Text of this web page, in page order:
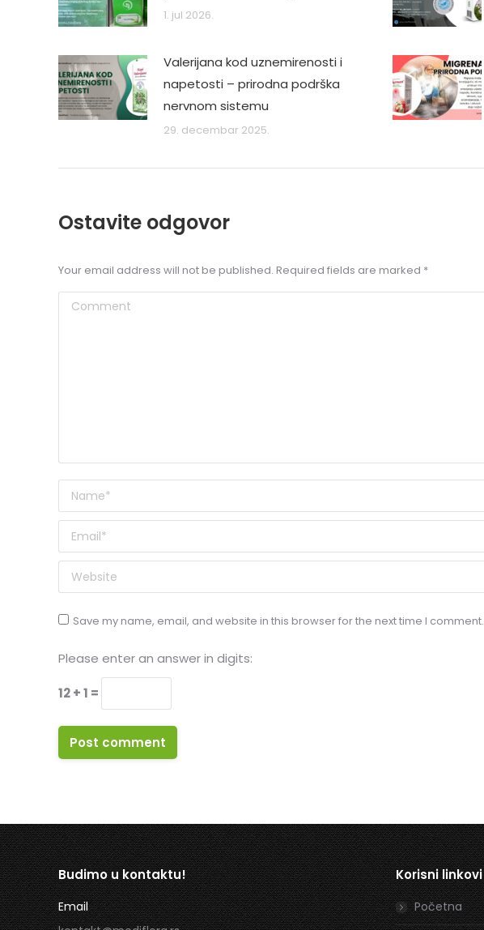
1. jul 2026.
Valerijana kod uznemirenosti i
napetosti – prirodna podrška
nervnom sistemu
29. decembar 2025.
Ostavite odgovor
Your email address will not be published. Required fields are marked *
Comment
Name *
Email *
Website
Save my name, email, and website in this browser for the next time I comment.
Please enter an answer in digits:
12 + 1 =
Post comment
Budimo u kontaktu!
Email
Korisni linkovi
Početna